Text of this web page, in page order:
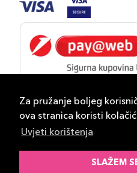
Za pružanje boljeg
ova stranica koristi
Uvjeti korištenja
SLAŽEM
d.o.o.
ID-S